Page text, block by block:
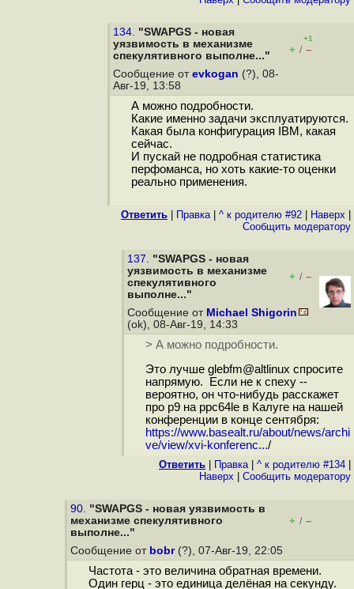
134. "SWAPGS - новая
уязвимость в механизме
спекулятивного выполне..."
+1
+ / –
Сообщение от evkogan (?), 08-
Авг-19, 13:58
А можно подробности.
Какие именно задачи эксплуатируются.
Какая была конфигурация IBM, какая
сейчас.
И пускай не подробная статистика
перфоманса, но хоть какие-то оценки
реально применения.
Ответить Правка| ^ к родителю #92 Наверх
Cообщить модератору
137. "SWAPGS - новая
уязвимость в механизме
спекулятивного
выполне..."
+ / –
Сообщение от Michael Shigorin
(ok), 08-Авг-19, 14:33
> А можно подробности.
Это лучше glebfm@altlinux спросите
напрямую. Если не к спеху --
вероятно, он что-нибудь расскажет
про p9 на ppc64le в Калуге на нашей
конференции в конце сентября:
https://www.basealt.ru/about/news/archi
ve/view/xvi-konferenc.../
Ответить Правка| ^ к родителю #134
Наверх
Cообщить модератору
90. "SWAPGS - новая уязвимость в
механизме спекулятивного
выполне..."
+ / –
Сообщение от bobr(?), 07-Авг-19, 22:05
Частота - это величина обратная времени.
Один герц - это единица делёная на секунду.